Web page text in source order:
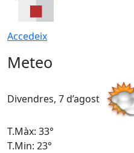
Accedeix
Meteo
Divendres, 7 d’agost
T.Màx: 33°
T.Min: 23°